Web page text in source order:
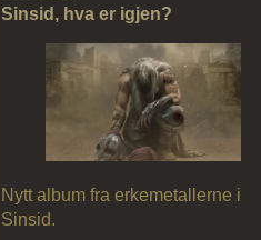
Sinsid, hva er igjen?
Nytt album fra erkemetallerne i
Sinsid.